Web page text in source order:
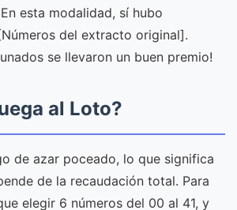
En esta modalidad, sí hubo
del extracto original].
se llevaron un buen premio!
al Loto?
de azar poceado, lo que significa
de la recaudación total. Para
elegir 6 números del 00 al 41, y